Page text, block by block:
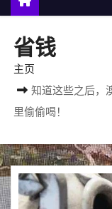
省钱
主页
知道这些之后，
里偷偷喝！